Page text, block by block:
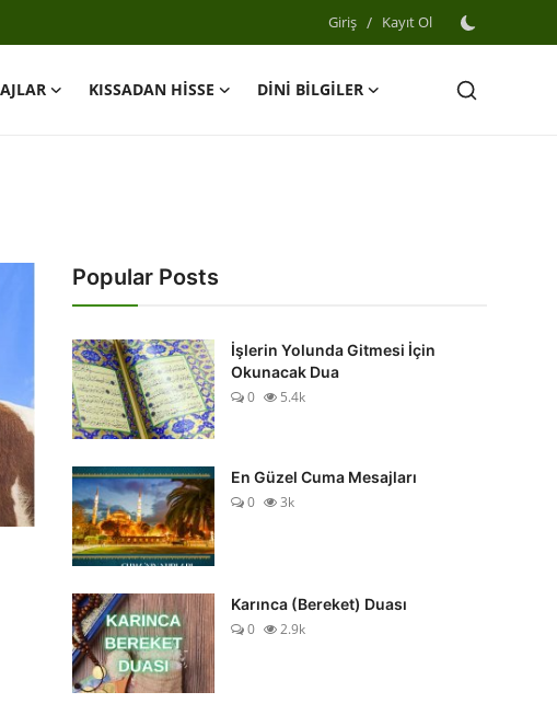
Giriş / Kayıt Ol
KISSADAN HİSSE
DİNİ BİLGİLER
Popular Posts
İşlerin Yolunda Gitmesi İçin
Okunacak Dua
0
5.4k
En Güzel Cuma Mesajları
0
3k
Karınca (Bereket) Duası
0
2.9k